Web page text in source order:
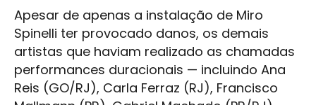
Apesar de apenas a instalação de Miro
Spinelli ter provocado danos, os demais
artistas que haviam realizado as chamadas
performances duracionais — incluindo Ana
Reis (GO/RJ), Carla Ferraz (RJ), Francisco